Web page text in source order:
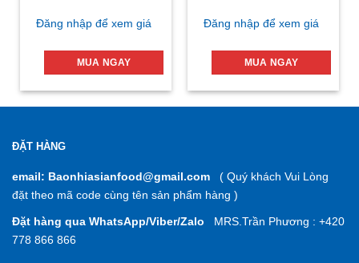
Đăng nhập để xem giá
MUA NGAY
Đăng nhập để xem giá
MUA NGAY
ĐẶT HÀNG
email: Baonhiasianfood@gmail.com ( Quý khách Vui Lòng
đặt theo mã code cùng tên sản phẩm hàng )
Đặt hàng qua WhatsApp/Viber/Zalo MRS.Trần Phương : +420
778 866 866